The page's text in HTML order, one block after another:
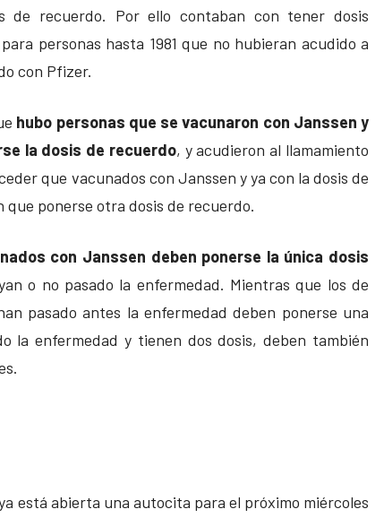
de recuerdo. Por ello contaban con tener dosis
personas hasta 1981 que no hubieran acudido a
con Pfizer.
hubo personas que se vacunaron con Janssen y
la dosis de recuerdo, y acudieron al llamamiento
que vacunados con Janssen y ya con la dosis de
ponerse otra dosis de recuerdo.
con Janssen deben ponerse la única dosis
o no pasado la enfermedad. Mientras que los de
pasado antes la enfermedad deben ponerse una
la enfermedad y tienen dos dosis, deben también
está abierta una autocita para el próximo miércoles